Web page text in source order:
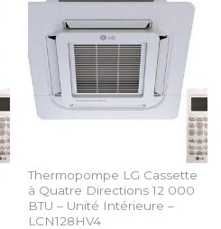
Thermopompe LG Cassette
à Quatre Directions 12 000
BTU – Unité Intérieure –
LCN128HV4